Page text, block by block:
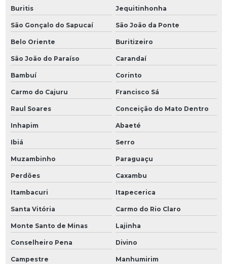
Buritis Jequitinhonha
São Gonçalo do Sapucaí São João da Ponte
Belo Oriente Buritizeiro
São João do Paraíso Carandaí
Bambuí Corinto
Carmo do Cajuru Francisco Sá
Raul Soares Conceição do Mato Dentro
Inhapim Abaeté
Ibiá Serro
Muzambinho Paraguaçu
Perdões Caxambu
Itambacuri Itapecerica
Santa Vitória Carmo do Rio Claro
Monte Santo de Minas Lajinha
Conselheiro Pena Divino
Campestre Manhumirim